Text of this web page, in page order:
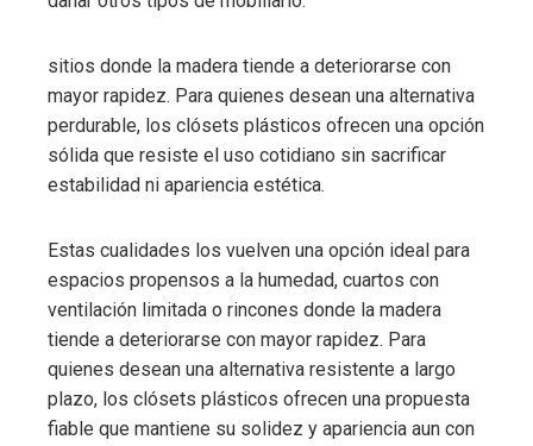
sitios donde la madera tiende a deteriorarse con
mayor rapidez. Para quienes desean una alternativa
perdurable, los clósets plásticos ofrecen una opción
sólida que resiste el uso cotidiano sin sacrificar
estabilidad ni apariencia estética.
Estas cualidades los vuelven una opción ideal para
espacios propensos a la humedad, cuartos con
ventilación limitada o rincones donde la madera
tiende a deteriorarse con mayor rapidez. Para
quienes desean una alternativa resistente a largo
plazo, los clósets plásticos ofrecen una propuesta
fiable que mantiene su solidez y apariencia aun con